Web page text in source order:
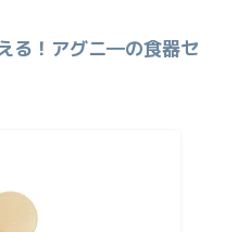
る！アグニ―の食器セ